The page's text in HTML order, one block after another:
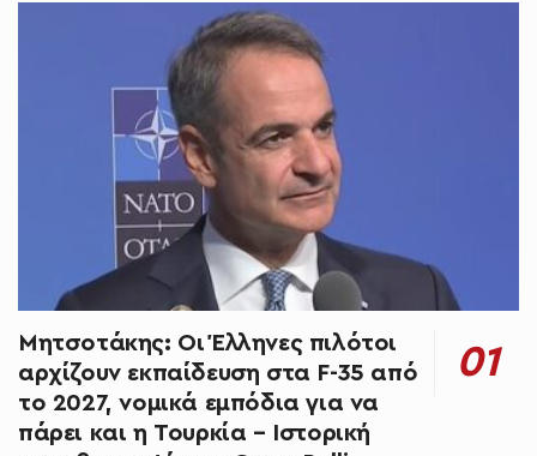
Μητσοτάκης: Oι Έλληνες πιλότοι
αρχίζουν εκπαίδευση στα F-35 από
το 2027, νομικά εμπόδια για να
πάρει και η Τουρκία – Ιστορική